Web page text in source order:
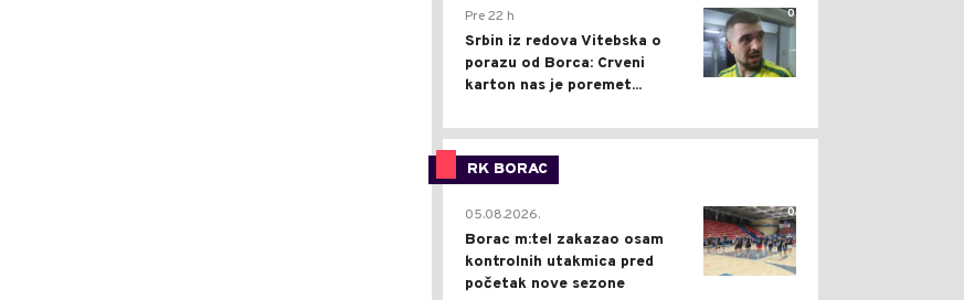
0
Pre 22 h
Srbin iz redova Vitebska o
porazu od Borca: Crveni
karton nas je poremet...
RK BORAC
0
05.08.2026.
Borac m:tel zakazao osam
kontrolnih utakmica pred
početak nove sezone